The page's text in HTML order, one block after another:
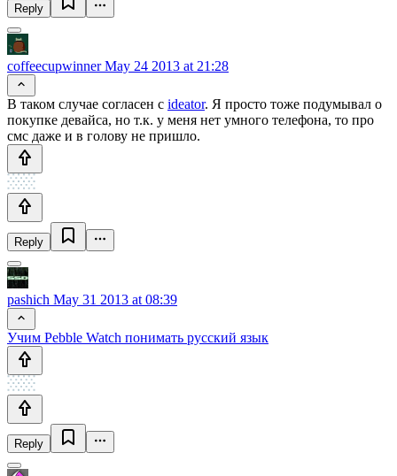
Reply
coffeecupwinnerMay 24 2013 at 21:28
В таком случае согласен с ideator. Я просто тоже подумывал о
покупке девайса, но т.к. у меня нет умного телефона, то про
смс даже и в голову не пришло.
Reply
pashich May 31 2013 at 08:39
Учим Pebble Watch понимать русский язык
Reply